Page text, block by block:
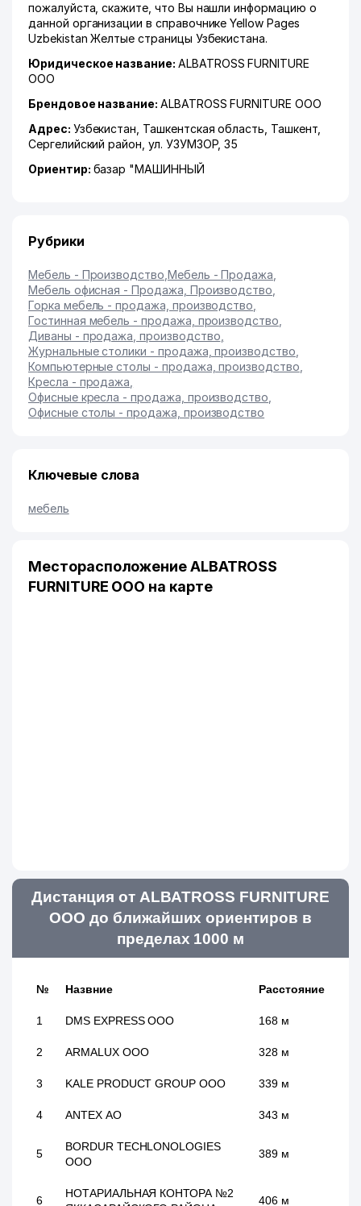
пожалуйста, скажите, что Вы нашли информацию о
данной организации в справочнике Yellow Pages
Uzbekistan Желтые страницы Узбекистана.
Юридическое название: ALBATROSS FURNITURE
ООО
Брендовое название: ALBATROSS FURNITURE ООО
Адрес: Узбекистан, Ташкентская область Ташкент,
Сергелийский район ,ул. УЗУМЗОР, 35
Ориентир: базар "МАШИННЫЙ
Рубрики
Мебель - Производство Мебель - Продажа
Мебель офисная - Продажа, Производство
Горка мебель - продажа, производство
Гостинная мебель - продажа, производство
Диваны - продажа, производство
Журнальные столики - продажа, производство
Компьютерные столы - продажа, производство
Кресла - продажа
Офисные кресла - продажа, производство
Офисные столы - продажа, производство
Ключевые слова
мебель
Месторасположение ALBATROSS
FURNITURE ООО на карте
Дистанция от ALBATROSS FURNITURE
ООО до ближайших ориентиров в
пределах 1000 м
№ Назвние Расстояние
1 DMS EXPRESS ООО 168 м
2 ARMALUX ООО 328 м
3 KALE PRODUCT GROUP ООО 339 м
4 ANTEX АО 343 м
5
BORDUR TECHLONOLOGIES
ООО
389 м
6
НОТАРИАЛЬНАЯ КОНТОРА №2
406 м